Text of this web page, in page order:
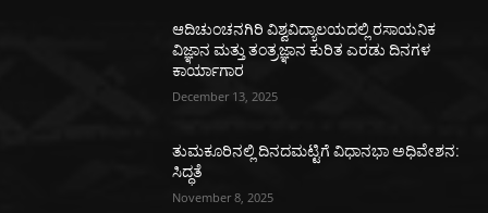
ಆದಿಚುಂಚನಗಿರಿ ವಿಶ್ವವಿದ್ಯಾಲಯದಲ್ಲಿ ರಸಾಯನಿಕ
ವಿಜ್ಞಾನ ಮತ್ತು ತಂತ್ರಜ್ಞಾನ ಕುರಿತ ಎರಡು ದಿನಗಳ
ಕಾರ್ಯಾಗಾರ
December 13, 2025
ತುಮಕೂರಿನಲ್ಲಿ ದಿನದಮಟ್ಟಿಗೆ ವಿಧಾನಭಾ ಅಧಿವೇಶನ:
ಸಿದ್ಧತೆ
November 8, 2025